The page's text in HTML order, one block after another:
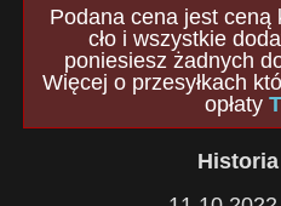
Podana cena jest ceną
cło i wszystkie
poniesiesz żadnych
Więcej o przesyłkach
opłaty